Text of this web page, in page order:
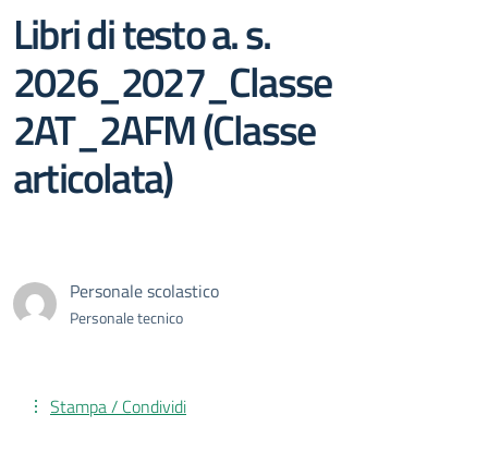
Libri di testo a. s.
2026_2027_Classe
2AT_2AFM (Classe
articolata)
Personale scolastico
Personale tecnico
Stampa / Condividi